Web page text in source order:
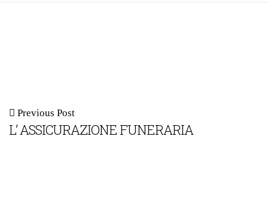
Previous Post
L’ ASSICURAZIONE FUNERARIA